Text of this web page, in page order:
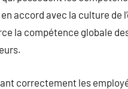
accord avec la culture de
la compétence globale
correctement les